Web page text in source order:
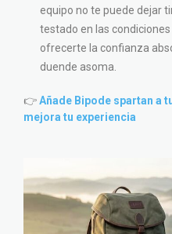
equipo no te puede dejar
testado en las
ofrecerte la confianza
duende asoma.
👉Añade Bipode spartan a
mejora tu experiencia